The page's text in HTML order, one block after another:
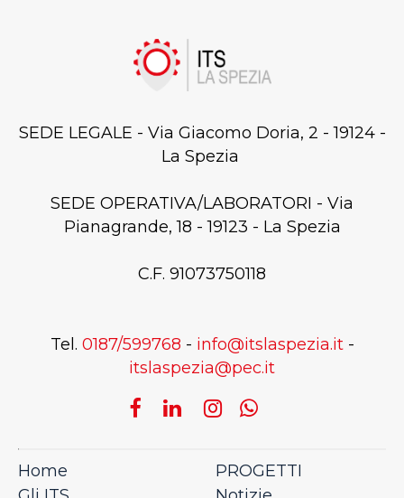
SEDE LEGALE - Via Giacomo Doria, 2 - 19124 -
La Spezia
SEDE OPERATIVA/LABORATORI - Via
Pianagrande, 18 - 19123 - La Spezia
C.F. 91073750118
Tel. 0187/599768 - info@itslaspezia.it-
itslaspezia@pec.it
Home
PROGETTI